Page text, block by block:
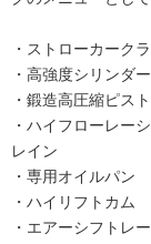
・ストローカーク
・高強度シリンダ
・鍛造高圧縮ピス
・ハイフローレー
レイン
・専用オイルパン
・ハイリフトカム
・エアーシフトレ